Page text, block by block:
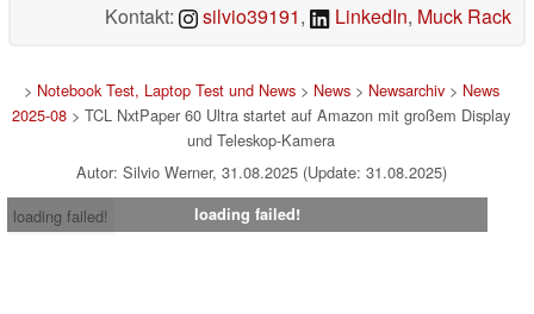
Kontakt:
silvio39191, LinkedIn, Muck Rack
> Notebook Test, Laptop Test und News> News> Newsarchiv> News
2025-08 > TCL NxtPaper 60 Ultra startet auf Amazon mit großem Display
und Teleskop-Kamera
Autor: Silvio Werner, 31.08.2025 (Update: 31.08.2025)
loading failed!
loading failed!